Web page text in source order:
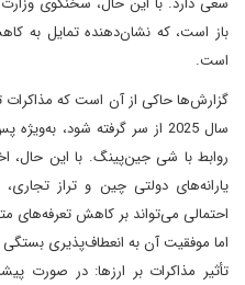
باز است، که نشان‌دهنده تمایل به
است.
گزارش‌ها حاکی از آن است که
سال 2025 از سر گرفته شود،
روابط با شی جین‌پینگ. با این حال،
یارانه‌های دولتی چین و تراز
احتمالی می‌تواند بر کاهش تعرفه‌های
اما موفقیت آن به انعطاف‌پذیری بستگی
تأثیر مذاکرات بر ارزها: در صورت